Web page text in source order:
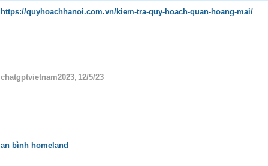
https://quyhoachhanoi.com.vn/kiem-tra-quy-hoach-quan-hoang-mai/
chatgptvietnam2023 12/5/23
an bình homeland